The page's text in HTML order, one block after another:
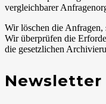
vergleichbarer
Wir löschen die Anfragen,
Wir überprüfen die
die gesetzlichen
Newsletter